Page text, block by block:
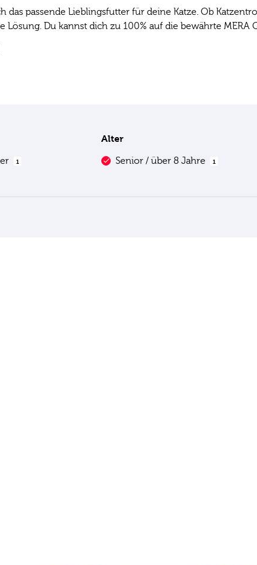
passende Lieblingsfutter für deine Katze. Ob
Du kannst dich zu 100% auf die bewährte MERA
1
Alter
Senior / über 8 Jahre 1